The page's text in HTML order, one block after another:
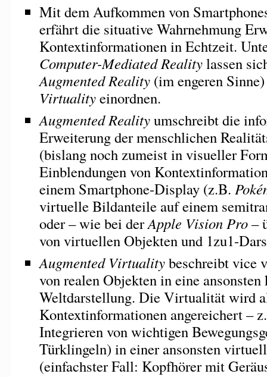
Mit dem Aufkommen von
erfährt die situative Wahrnehmung
Kontextinformationen in Echtzeit.
Computer-Mediated Realitylassen
Augmented Reality(im engeren
Virtualityeinordnen.
Augmented Realityumschreibt die
Erweiterung der menschlichen
(bislang noch zumeist in visueller
Einblendungen von
einem Smartphone-Display (z.B.
virtuelle Bildanteile auf einem
oder – wie bei derApple Vision Pro–
von virtuellen Objekten und 1zu1-
Augmented Virtualitybeschreibt vice
von realen Objekten in eine
Weltdarstellung. Die Virtualität wird
Kontextinformationen angereichert –
Integrieren von wichtigen
Türklingeln) in einer ansonsten
(einfachster Fall: Kopfhörer mit